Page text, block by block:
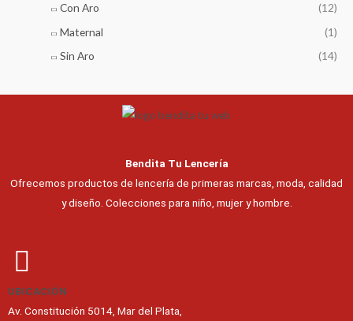
Con Aro
(12)
Maternal
(1)
Sin Aro
(14)
Bendita Tu Lencería
Ofrecemos productos de lencería de primeras marcas, moda, calidad
y diseño. Colecciones para niño, mujer y hombre.
UBICACIÓN
Av. Constitución 5014, Mar del Plata,